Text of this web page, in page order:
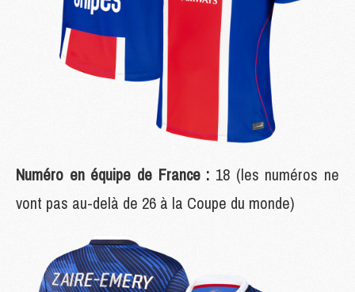
Numéro en équipe de France : 18 (les numéros ne
vont pas au-delà de 26 à la Coupe du monde)